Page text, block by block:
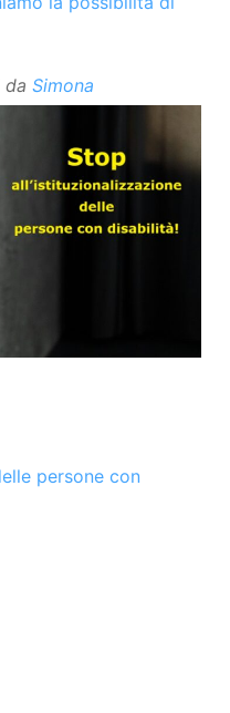
da Simona
persone con